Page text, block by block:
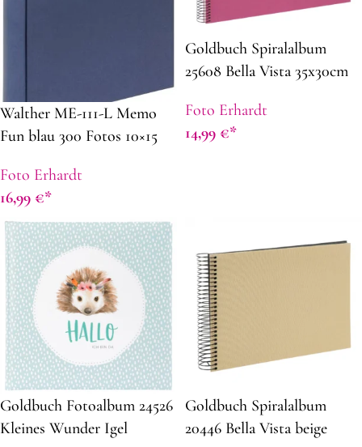
Walther ME-111-L Memo
Fun blau 300 Fotos 10×15
Foto Erhardt
16,99 €
Goldbuch Spiralalbum
25608 Bella Vista 35x30cm
Foto Erhardt
14,99 €
Goldbuch Fotoalbum 24526
Kleines Wunder Igel
Goldbuch Spiralalbum
20446 Bella Vista beige